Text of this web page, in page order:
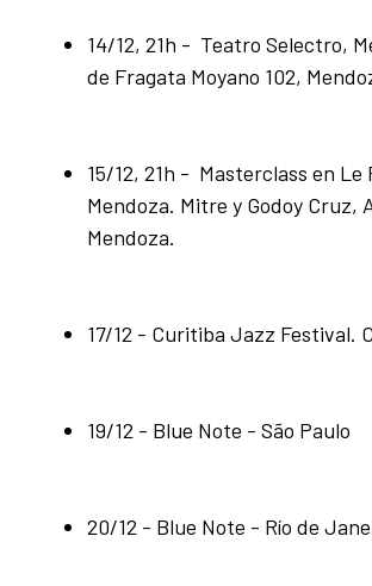
14/12, 21h - Teatro Selectro,
de Fragata Moyano 102,
15/12, 21h - Masterclass en Le
Mendoza. Mitre y Godoy Cruz,
Mendoza.
17/12 - Curitiba Jazz Festival.
19/12 - Blue Note - São Paulo
20/12 - Blue Note - Río de